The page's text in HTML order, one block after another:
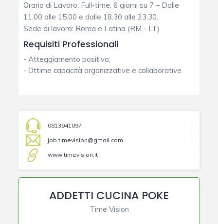
Orario di Lavoro: Full-time, 6 giorni su 7 – Dalle
11.00 alle 15.00 e dalle 18.30 alle 23.30.
Sede di lavoro: Roma e Latina (RM - LT)
Requisiti Professionali
- Atteggiamento positivo;
- Ottime capacità organizzative e collaborative.
0813941097
job.timevision@gmail.com
www.timevision.it
ADDETTI CUCINA POKE
Time Vision